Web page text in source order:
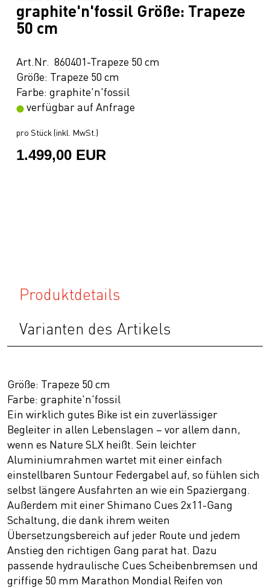
graphite'n'fossil Größe: Trapeze
50 cm
Art.Nr. 860401-Trapeze 50 cm
Größe: Trapeze 50 cm
Farbe: graphite'n'fossil
verfügbar auf Anfrage
pro Stück (inkl. MwSt.)
1.499,00 EUR
Produktdetails
Varianten des Artikels
Größe: Trapeze 50 cm
Farbe: graphite'n'fossil
Ein wirklich gutes Bike ist ein zuverlässiger
Begleiter in allen Lebenslagen – vor allem dann,
wenn es Nature SLX heißt. Sein leichter
Aluminiumrahmen wartet mit einer einfach
einstellbaren Suntour Federgabel auf, so fühlen sich
selbst längere Ausfahrten an wie ein Spaziergang.
Außerdem mit einer Shimano Cues 2x11-Gang
Schaltung, die dank ihrem weiten
Übersetzungsbereich auf jeder Route und jedem
Anstieg den richtigen Gang parat hat. Dazu
passende hydraulische Cues Scheibenbremsen und
griffige 50 mm Marathon Mondial Reifen von